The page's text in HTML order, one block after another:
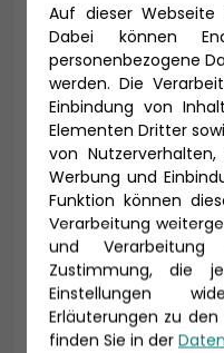
E-Mail *
Telefon *
Geburtsdatum
Auf dieser Webseite
Dabei können
personenbezogene
werden. Die
Einbindung von
Elementen Dritter
von
Werbung und
Funktion können
Verarbeitung
und
Zustimmung, die
Einstellungen
Erläuterungen zu
finden Sie in der